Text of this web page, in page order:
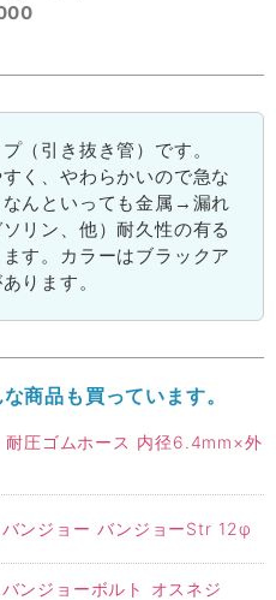
（引き抜き管）です。
く、やわらかいので急な
んといっても金属→漏れ
リン、他）耐久性の有る
す。カラーはブラックア
ります。
商品も買っています。
耐圧ゴムホース 内径6.4mm×外
ンジョー バンジョーStr 12φ
ンジョーボルト オスネジ